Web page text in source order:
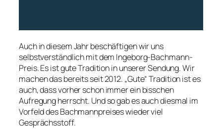
Auch in diesem Jahr beschäftigen wir uns
selbstverständlich mit dem Ingeborg-Bachmann-
Preis. Es ist gute Tradition in unserer Sendung. Wir
machen das bereits seit 2012. „Gute“ Tradition ist es
auch, dass vorher schon immer ein bisschen
Aufregung herrscht. Und so gab es auch diesmal im
Vorfeld des Bachmannpreises wieder viel
Gesprächsstoff.